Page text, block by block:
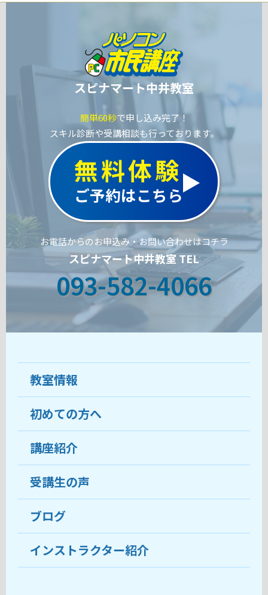
スピナマート中井教室
簡単60秒で申し込み完了！
スキル診断や受講相談も行っております。
無料体験
ご予約はこちら
お電話からのお申込み・お問い合わせはコチラ
スピナマート中井教室 TEL
093-582-4066
教室情報
教室について
受講生の声
おすすめ・人気の講座
目的から講座を探す
教室ブログ
初めての方へ
ココがおすすめ
料金
受講までの流れ
よくあるご質問
講座紹介
受講生の声
ブログ
インストラクター紹介